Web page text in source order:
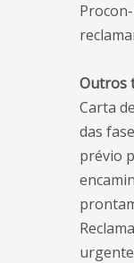
Outros
Carta
das
prévio